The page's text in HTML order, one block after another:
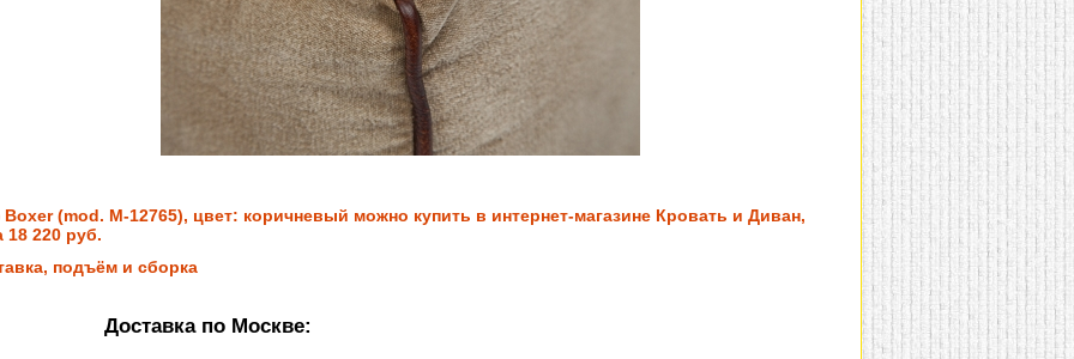
(mod. М-12765), цвет: коричневый можно купить в интернет-магазине Кровать и Диван,
18 220 руб.
подъём и сборка
Доставка по Москве: